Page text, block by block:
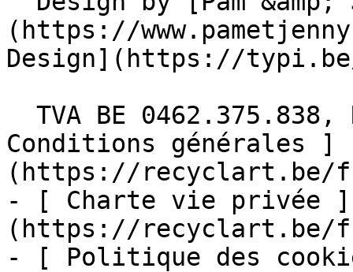
(https://
Design](https://
Conditions générales ]
(https://recyclart.be/
- [ Charte vie privée ]
(https://recyclart.be/
- [ Politique des